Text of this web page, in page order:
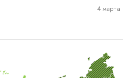
4 марта